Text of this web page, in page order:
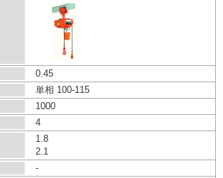
0.45
単相 100-115
1000
4
1.8
2.1
-